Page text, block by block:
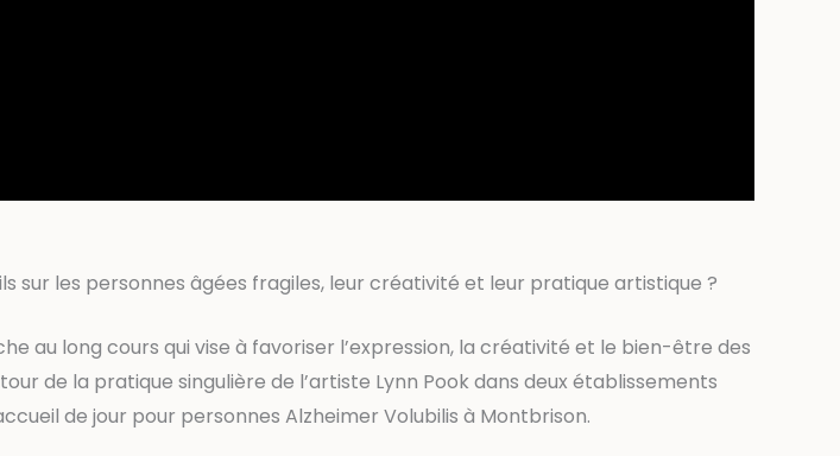
les personnes âgées fragiles, leur créativité et leur pratique artistique ?
au long cours qui vise à favoriser l’expression, la créativité et le bien-être des
de la pratique singulière de l’artiste Lynn Pook dans deux établissements
de jour pour personnes Alzheimer Volubilis à Montbrison.